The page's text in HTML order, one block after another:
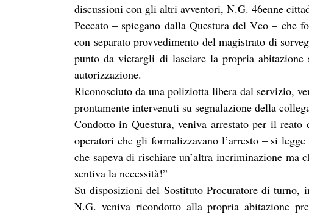
discussioni con gli altri avventori, N.G. 46enne
Peccato – spiegano dalla Questura del Vco – che
con separato provvedimento del magistrato di
punto da vietargli di lasciare la propria
autorizzazione.
Riconosciuto da una poliziotta libera dal servizio,
prontamente intervenuti su segnalazione della
Condotto in Questura, veniva arrestato per il
operatori che gli formalizzavano l’arresto – si
che sapeva di rischiare un’altra incriminazione ma
sentiva la necessità!”
Su disposizioni del Sostituto Procuratore di turno,
N.G. veniva ricondotto alla propria abitazione